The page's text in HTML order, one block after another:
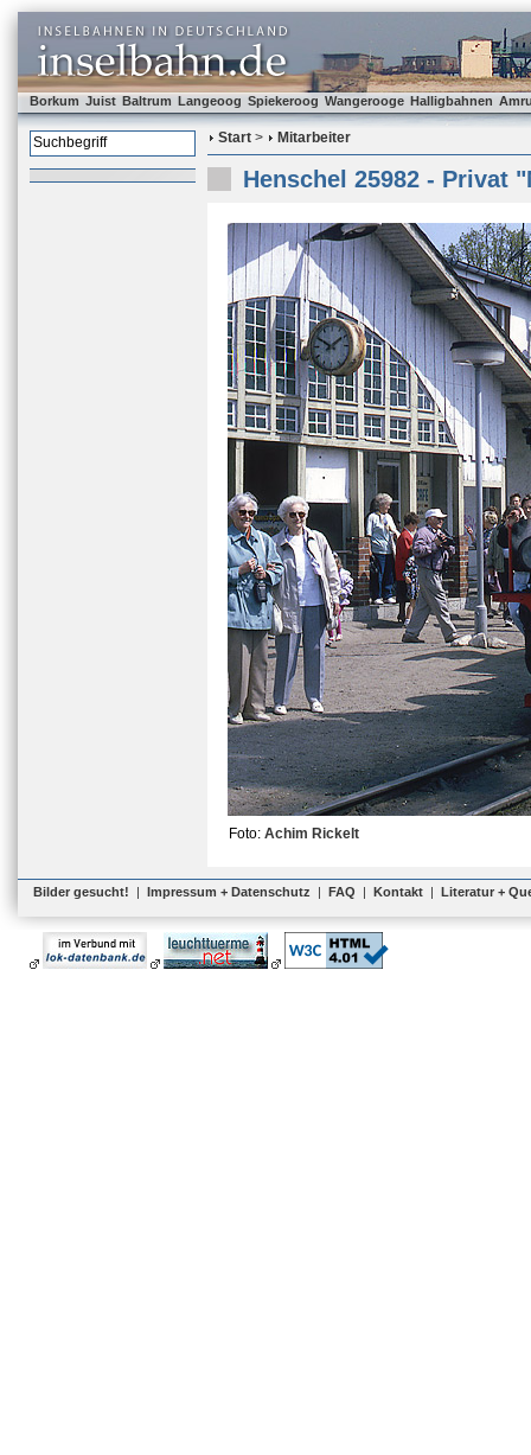
Borkum Juist Baltrum Langeoog Spiekeroog Wangerooge Halligbahnen
Start > Mitarbeiter
Henschel 25982 - Privat
Foto: Achim Rickelt
Bilder gesucht! | Impressum + Datenschutz | FAQ | Kontakt | Literatur +